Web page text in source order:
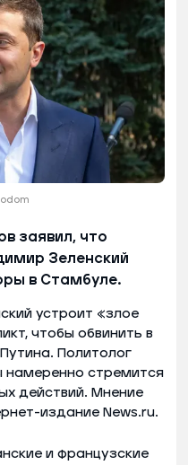
заявил, что
Зеленский
в Стамбуле.
устроит «злое
чтобы обвинить в
Политолог
намеренно стремится
действий. Мнение
издание News.ru.
и французские